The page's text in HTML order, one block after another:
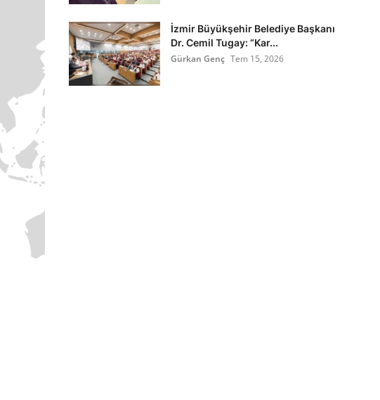
İzmir Büyükşehir Belediye Başkanı
Dr. Cemil Tugay: “Kar...
Gürkan Genç Tem 15, 2026